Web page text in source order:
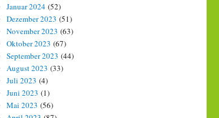
Januar 2024 (52)
Dezember 2023 (51)
November 2023 (63)
Oktober 2023 (67)
September 2023 (44)
August 2023 (33)
Juli 2023 (4)
Juni 2023 (1)
Mai 2023 (56)